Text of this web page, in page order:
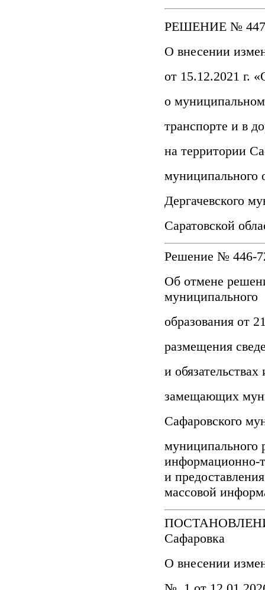
РЕШЕНИЕ № 447-
О внесении
от 15.12.2021 г.
о
транспорте и в
на территории
муниципального
Дергачевского
Саратовской
Решение № 446-
Об отмене
муниципального
образования от
размещения
и
замещающих
Сафаровского
муниципального
информационно-
и
массовой
Сафаровка
О внесении